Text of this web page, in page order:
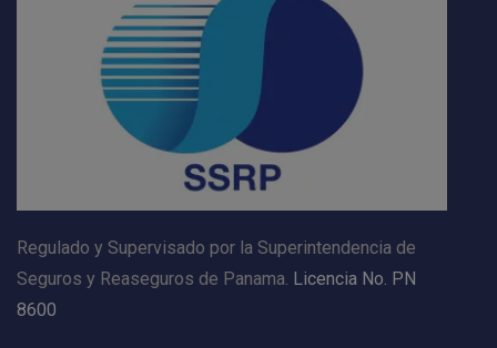
Regulado y Supervisado por la Superintendencia de
Seguros y Reaseguros de Panama. Licencia No. PN
8600